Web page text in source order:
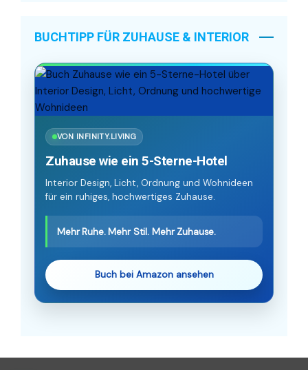
BUCHTIPP FÜR ZUHAUSE & INTERIOR
VON INFINITY.LIVING
Zuhause wie ein 5-Sterne-Hotel
Interior Design, Licht, Ordnung und Wohnideen
für ein ruhiges, hochwertiges Zuhause.
Mehr Ruhe. Mehr Stil. Mehr Zuhause.
Buch bei Amazon ansehen